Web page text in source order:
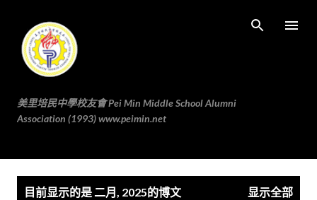
美里培民中學校友會 Pei Min Middle School Alumni
Association (1993) www.peimin.net
目前显示的是 二月, 2025的博文 显示全部